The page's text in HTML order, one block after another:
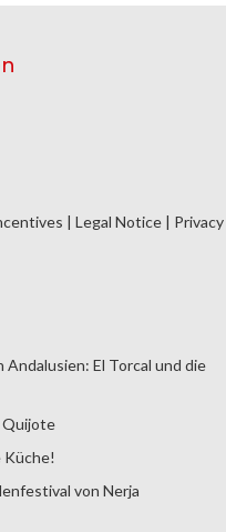
| Legal Notice | Privacy
El Torcal und die
Quijote
Küche!
von Nerja